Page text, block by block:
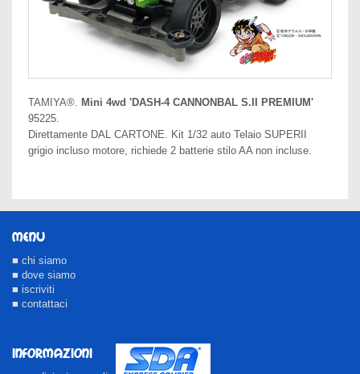
TAMIYA®.
Mini 4wd 'DASH-4 CANNONBAL S.II PREMIUM'
95225.
Direttamente DAL CARTONE. Kit 1/32 auto Telaio SUPERII
grigio incluso motore, richiede 2 batterie stilo AA non incluse.
MENU
■ chi siamo
■ dove siamo
■ iscriviti
■ contattaci
INFORMAZIONI